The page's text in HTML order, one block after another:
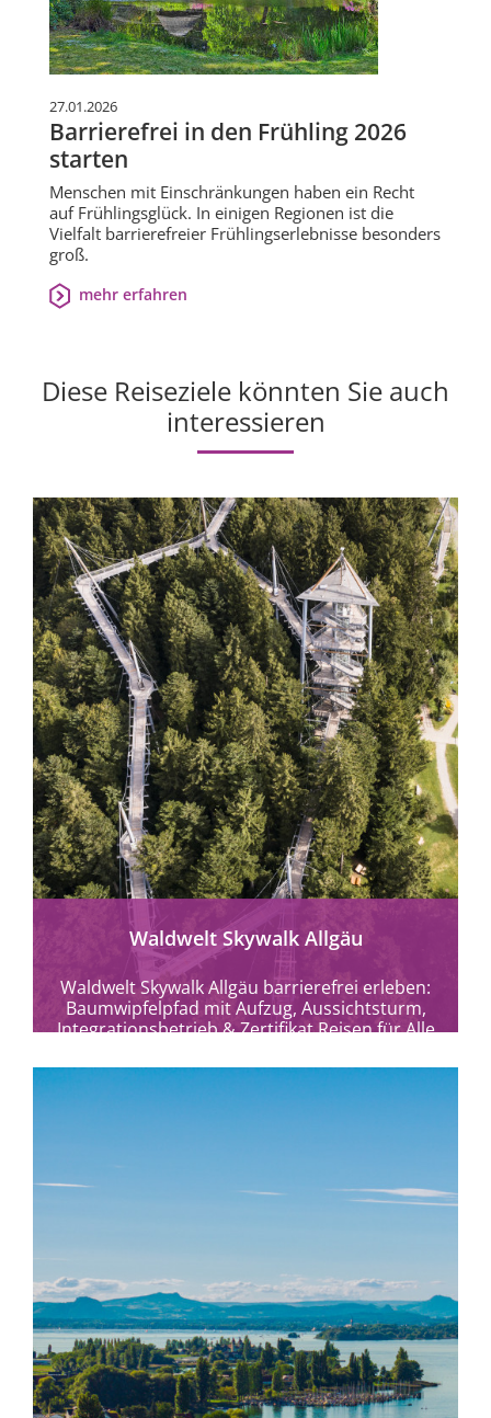
27.01.2026
Barrierefrei in den Frühling 2026
starten
Menschen mit Einschränkungen haben ein Recht
auf Frühlingsglück. In einigen Regionen ist die
Vielfalt barrierefreier Frühlingserlebnisse besonders
groß.
mehr erfahren
Diese Reiseziele könnten Sie auch
interessieren
Waldwelt Skywalk Allgäu
Waldwelt Skywalk Allgäu barrierefrei erleben:
Baumwipfelpfad mit Aufzug, Aussichtsturm,
Integrationsbetrieb & Zertifikat Reisen für Alle
mehr erfahren